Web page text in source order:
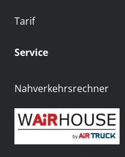
Tarif
Service
Nahverkehrsrechner